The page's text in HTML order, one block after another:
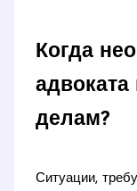
Когда
делам?
Ситуации,